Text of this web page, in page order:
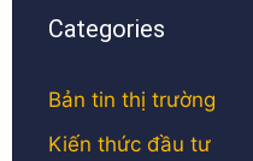
Categories
Bản tin thị trường
Kiến thức đầu tư